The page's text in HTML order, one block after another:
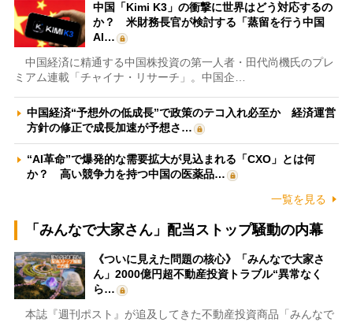
中国「Kimi K3」の衝撃に世界はどう対応するの
か？ 米財務長官が検討する「蒸留を行う中国
AI…
中国経済に精通する中国株投資の第一人者・田代尚機氏のプレ
ミアム連載「チャイナ・リサーチ」。中国企…
中国経済“予想外の低成長”で政策のテコ入れ必至か 経済運営
方針の修正で成長加速が予想さ…
“AI革命”で爆発的な需要拡大が見込まれる「CXO」とは何
か？ 高い競争力を持つ中国の医薬品…
一覧を見る
「みんなで大家さん」配当ストップ騒動の内幕
《ついに見えた問題の核心》「みんなで大家さ
ん」2000億円超不動産投資トラブル“異常なく
ら…
本誌『週刊ポスト』が追及してきた不動産投資商品「みんなで